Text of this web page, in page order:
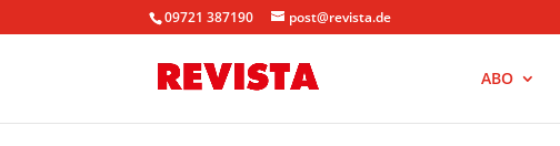
09721 387190 post@revista.de
ABO